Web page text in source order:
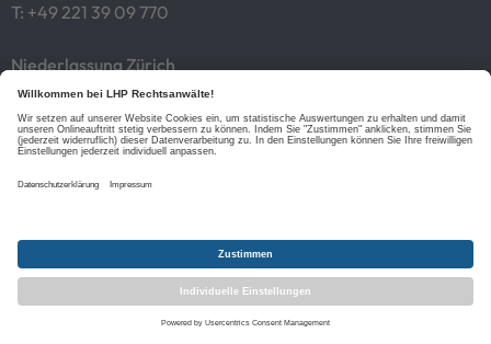
T: +49 221 39 09 770
Niederlassung Zürich
Tödistrasse 53, CH-8027 Zürich,
T:+41 44 212 3535